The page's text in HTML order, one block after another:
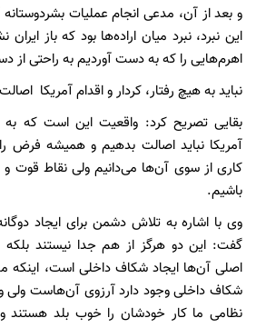
و بعد از آن، مدعی انجام عملیات
این نبرد، نبرد میان اراده‌ها بود که باز
اهرم‌هایی را که به دست آوردیم به راحتی از
نباید به هیچ رفتار، کردار و اقدام آمریکا
بقایی تصریح کرد: واقعیت این است که به
آمریکا نباید اصالت بدهیم و همیشه فرض
کاری از سوی آن‌ها می‌دانیم ولی نقاط قوت و
باشیم.
وی با اشاره به تلاش دشمن برای ایجاد
گفت: این دو هرگز از هم جدا نیستند
اصلی آن‌ها ایجاد شکاف داخلی است، اینکه
شکاف داخلی وجود دارد آرزوی آن‌هاست ولی
نظامی ما کار خودشان را خوب بلد هستند و